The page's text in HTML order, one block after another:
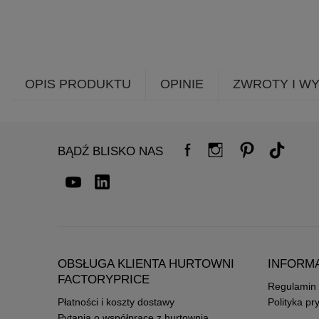
OPIS PRODUKTU OPINIE ZWROTY I
BĄDŹ BLISKO NAS
OBSŁUGA KLIENTA HURTOWNI
FACTORYPRICE
Płatności i koszty dostawy
Regulamin
Polityka